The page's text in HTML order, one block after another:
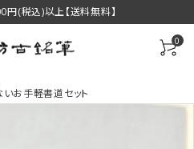
(税込)以上【送料無料】
0
お手軽書道セット